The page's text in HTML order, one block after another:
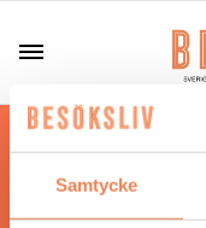
Samtycke
Hos oss läser
nyheter och
Besöksliv i sin